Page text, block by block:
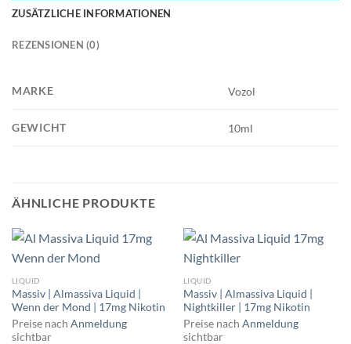
ZUSÄTZLICHE INFORMATIONEN
REZENSIONEN (0)
MARKE Vozol
GEWICHT 10ml
ÄHNLICHE PRODUKTE
LIQUID
Massiv | Almassiva Liquid |
Wenn der Mond | 17mg Nikotin
Preise nach Anmeldung
sichtbar
LIQUID
Massiv | Almassiva Liquid |
Nightkiller | 17mg Nikotin
Preise nach Anmeldung
sichtbar